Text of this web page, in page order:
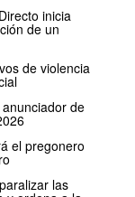
inicia
de un
de violencia
de
el pregonero
las